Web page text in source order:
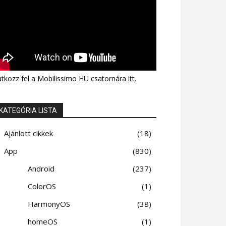
fel a Mobilissimo HU csatornára itt.
KATEGÓRIA LISTA
Ajánlott cikkek
18
App
830
Android
237
ColorOS
1
HarmonyOS
38
homeOS
1